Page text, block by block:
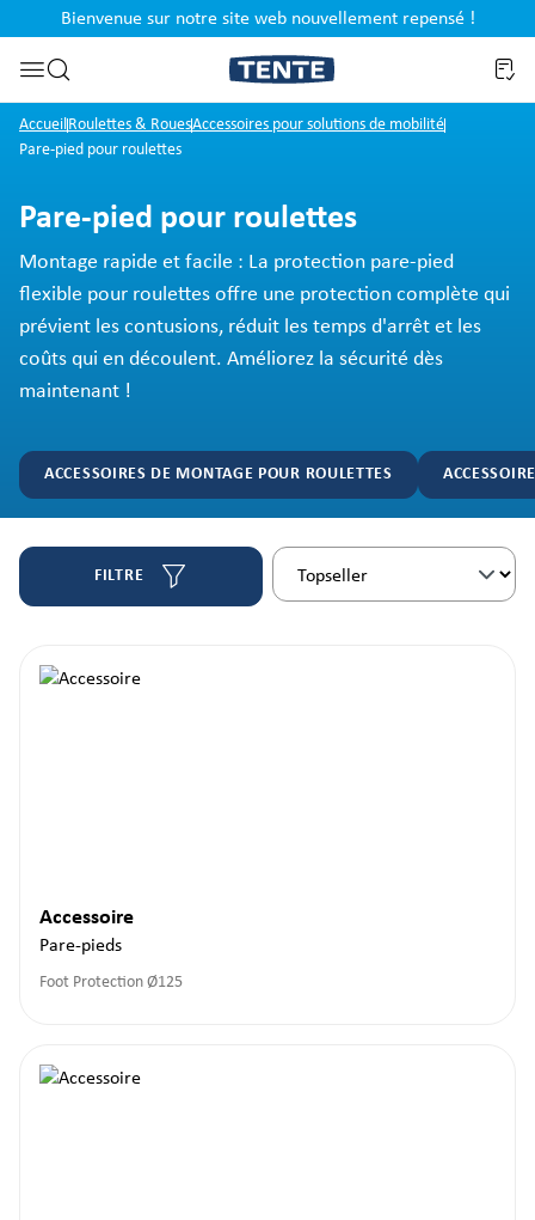
Passer à la recherche
Bienvenue sur notre site web nouvellement repensé !
AccueilRoulettes & RouesAccessoires pour solutions de mobilité
Pare-pied pour roulettes
Pare-pied pour roulettes
Montage rapide et facile : La protection pare-pied
flexible pour roulettes offre une protection complète qui
prévient les contusions, réduit les temps d'arrêt et les
coûts qui en découlent. Améliorez la sécurité dès
maintenant !
ACCESSOIRES DE MONTAGE POUR ROULETTES
FILTRE
Accessoire
Pare-pieds
Foot Protection Ø125